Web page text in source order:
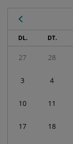
Calendari
de
Esdeveniments
corresponent
agost
DL. DT.
27 28
3 4
10 11
17 18